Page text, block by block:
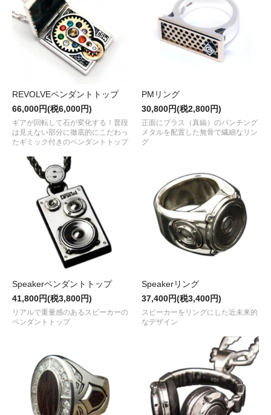
REVOLVEペンダントトップ
66,000円(税6,000円)
ギアが回転して石が変化する！普段
は見えない部分に徹底的にこだわっ
たギミック付きのペンダントトップ
PMリング
30,800円(税2,800円)
正面にブラス（真鍮）のパンチング
メタルを配置した無骨で繊細なリン
グ
Speakerペンダントトップ
41,800円(税3,800円)
リアルで重量感のあるスピーカーの
ペンダントトップ
Speakerリング
37,400円(税3,400円)
スピーカーをリングにした近未来的
なデザイン